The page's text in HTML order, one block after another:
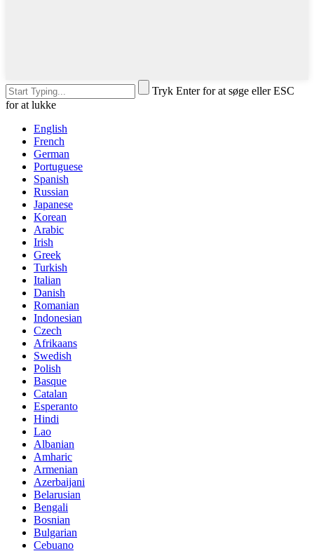
Tryk Enter for at søge eller ESC
for at lukke
English
French
German
Portuguese
Spanish
Russian
Japanese
Korean
Arabic
Irish
Greek
Turkish
Italian
Danish
Romanian
Indonesian
Czech
Afrikaans
Swedish
Polish
Basque
Catalan
Esperanto
Hindi
Lao
Albanian
Amharic
Armenian
Azerbaijani
Belarusian
Bengali
Bosnian
Bulgarian
Cebuano